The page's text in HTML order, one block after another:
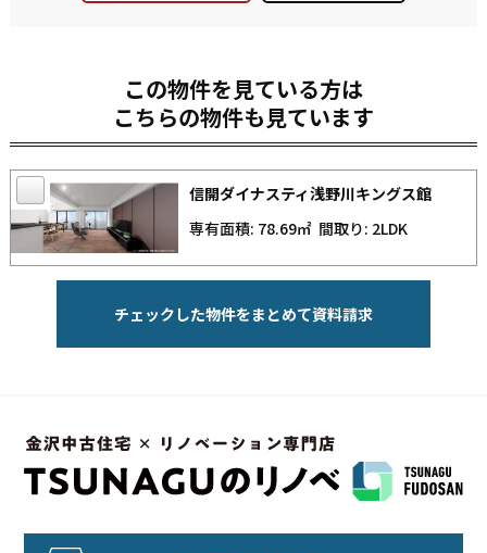
この物件を見ている方は
こちらの物件も見ています
信開ダイナスティ浅野川キングス館
専有面積: 78.69㎡ 間取り: 2LDK